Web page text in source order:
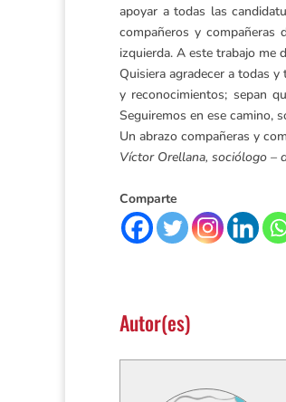
apoyar a todas las
compañeros y compañeras
izquierda. A este trabajo me
Quisiera agradecer a todas
y reconocimientos; sepan
Seguiremos en ese camino,
Un abrazo compañeras y
Víctor Orellana, sociólogo –
Comparte
Autor(es)